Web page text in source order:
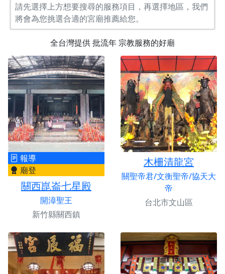
請先選擇上方想要搜尋的服務項目，再選擇地區，我們
將會為您挑選合適的宮廟推薦給您。
全台灣提供批流年宗教服務的好廟
報導
廟登
關西崑崙七星殿
開漳聖王
新竹縣關西鎮
木柵清龍宮
關聖帝君/文衡聖帝/協天大
帝
台北市文山區